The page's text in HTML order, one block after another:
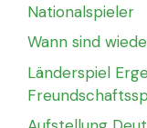
Nationalspieler
Wann sind
Länderspiel